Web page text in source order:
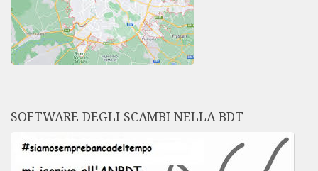
SOFTWARE DEGLI SCAMBI NELLA BDT